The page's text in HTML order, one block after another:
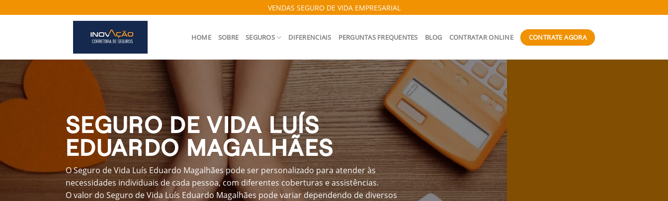
to
VENDAS SEGURO DE VIDA EMPRESARIAL
HOME SOBRE SEGUROS DIFERENCIAIS PERGUNTAS FREQUENTES BLOG CONTRATAR ONLINE CONTRATE AGORA
SEGURO DE VIDA LUÍS
EDUARDO MAGALHÃES
O Seguro de Vida Luís Eduardo Magalhães pode ser personalizado para atender às
necessidades individuais de cada pessoa, com diferentes coberturas e assistências.
O valor do Seguro de Vida Luís Eduardo Magalhães pode variar dependendo de diversos